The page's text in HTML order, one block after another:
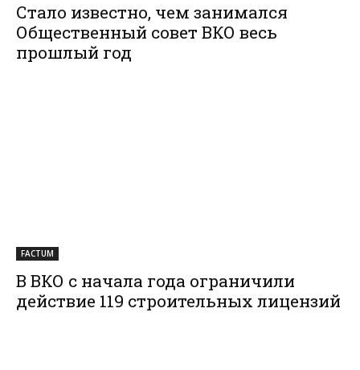
Стало известно, чем занимался
Общественный совет ВКО весь
прошлый год
FACTUM
В ВКО с начала года ограничили
действие 119 строительных лицензий